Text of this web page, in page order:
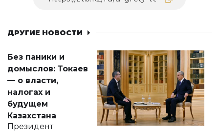
ДРУГИЕ НОВОСТИ
Без паники и
домыслов: Токаев
— о власти,
налогах и
будущем
Казахстана
Президент